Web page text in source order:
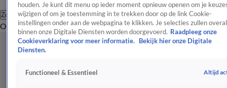
Zoeken
OverzichtEntertainmentSpraakmakendRealityCrimeVideo's
houden. Je kunt dit menu op ieder moment opnieuw openen om je
wijzigen of om je toestemming in te trekken door op de link Cookie-
instellingen onder aan de webpagina te klikken. Je selecties zullen overal
binnen onze Digitale Diensten worden doorgevoerd. Raadpleeg onze
Cookieverklaring voor meer informatie.
Bekijk hier onze Digitale
Diensten.
Functioneel & Essentieel Altijd